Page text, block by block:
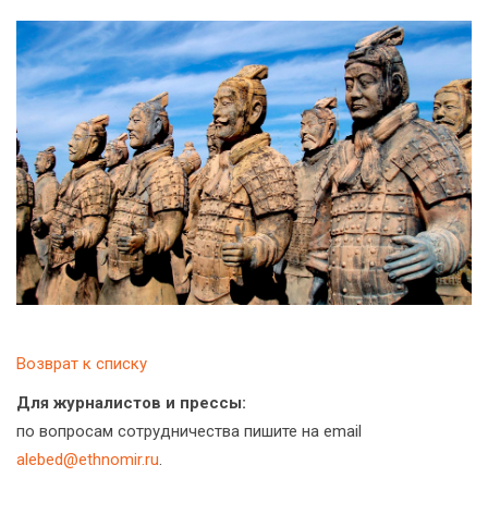
Возврат к списку
Для журналистов и прессы:
по вопросам сотрудничества пишите на email
alebed@ethnomir.ru